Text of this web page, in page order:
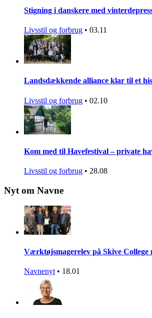
Stigning i danskere med
Livsstil og forbrug • 03.11
Landsdækkende alliance klar til et
Livsstil og forbrug • 02.10
Kom med til Havefestival – private
Livsstil og forbrug • 28.08
Nyt om Navne
Værktøjsmagerelev på Skive
Navnenyt • 18.01